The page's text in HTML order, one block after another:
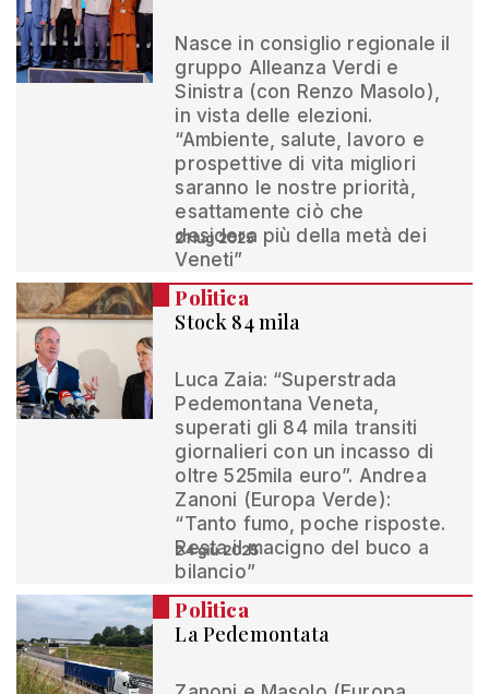
Nasce in consiglio regionale il
gruppo Alleanza Verdi e
Sinistra (con Renzo Masolo),
in vista delle elezioni.
“Ambiente, salute, lavoro e
prospettive di vita migliori
saranno le nostre priorità,
esattamente ciò che
desidera più della metà dei
Veneti”
21 lug 2025
Politica
Stock 84 mila
Luca Zaia: “Superstrada
Pedemontana Veneta,
superati gli 84 mila transiti
giornalieri con un incasso di
oltre 525mila euro”. Andrea
Zanoni (Europa Verde):
“Tanto fumo, poche risposte.
Resta il macigno del buco a
bilancio”
24 giu 2025
Politica
La Pedemontata